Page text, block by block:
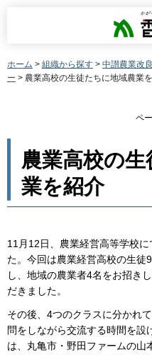
ホーム > 組織から探す > 中讃農業改
ー > 農業高校の生徒たちに地域農業
ペ
農業高校の
業を紹介
11月12日、農業経営高等学校
た。今回は農業経営高校の生徒
し、地域の農業者4名をお招き
だきました。
その後、4つのクラスに分かれ
問をしながら交流する時間を
は、丸亀市・野田ファームの山